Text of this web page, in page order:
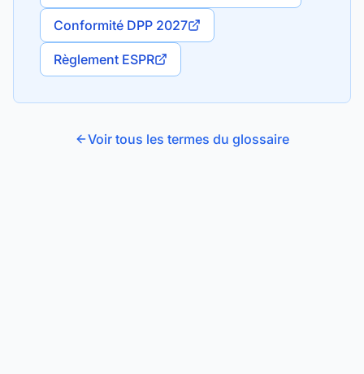
Conformité DPP 2027
Règlement ESPR
Voir tous les termes du glossaire